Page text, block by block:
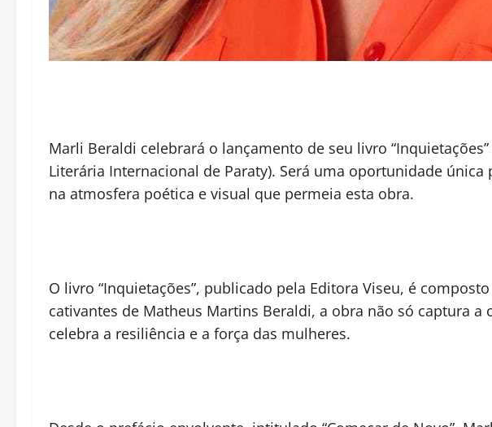
Marli Beraldi celebrará o lançamento de seu livro
Literária Internacional de Paraty). Será uma oportunidade
na atmosfera poética e visual que permeia esta obra.
O livro “Inquietações”, publicado pela Editora Viseu, é
cativantes de Matheus Martins Beraldi, a obra não só captura
celebra a resiliência e a força das mulheres.